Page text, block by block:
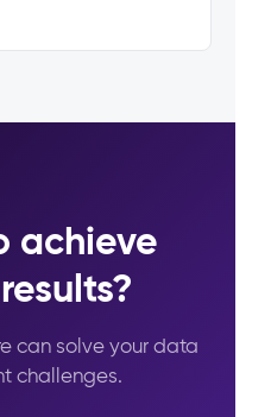
achieve
can solve your data
challenges.